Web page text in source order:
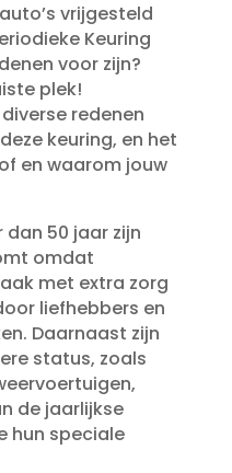
vrijgesteld
Keuring
voor zijn?
plek!
redenen
keuring, en het
en waarom jouw
dan 50 jaar zijn
omdat
met extra zorg
liefhebbers en
Daarnaast zijn
status, zoals
de jaarlijkse
hun speciale